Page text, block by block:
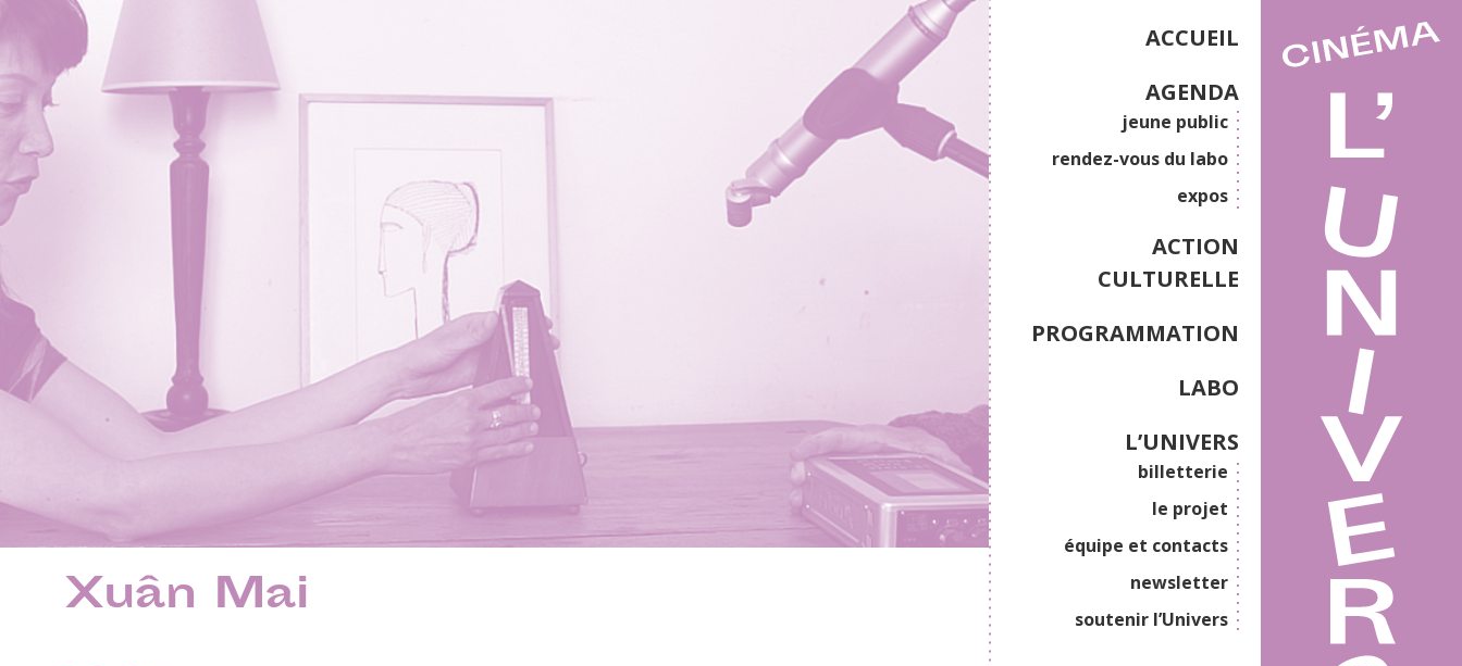
ACCUEIL
AGENDA
jeune public
rendez-vous du labo
expos
ACTION
CULTURELLE
PROGRAMMATION
LABO
L’UNIVERS
billetterie
le projet
équipe et contacts
newsletter
soutenir l’Univers
Xuân Mai